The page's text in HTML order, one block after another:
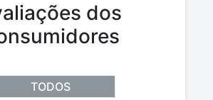
dos
TODOS